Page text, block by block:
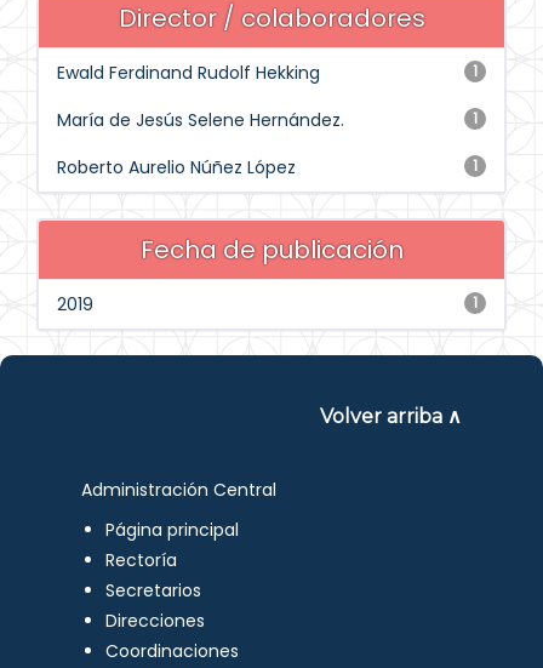
Director / colaboradores
1
Ewald Ferdinand Rudolf Hekking
1
María de Jesús Selene Hernández.
1
Roberto Aurelio Núñez López
Fecha de publicación
1
2019
Volver arriba ∧
Administración Central
Página principal
Rectoría
Secretarios
Direcciones
Coordinaciones